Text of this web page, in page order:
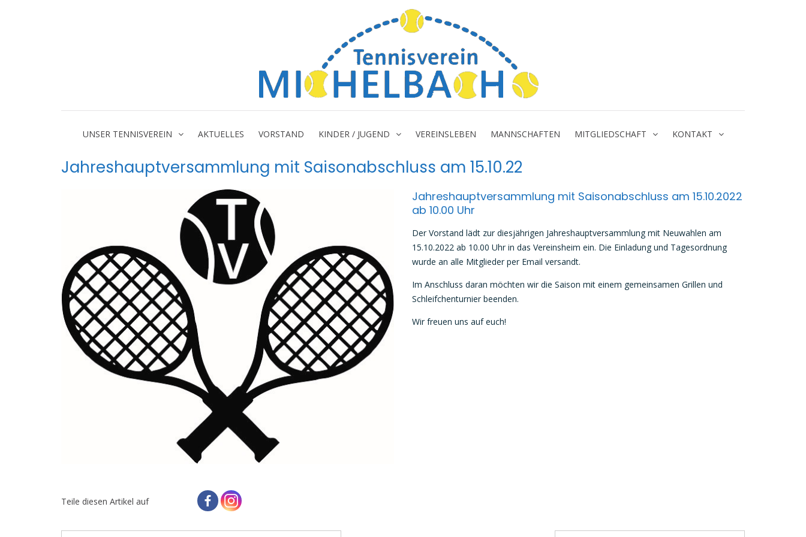
UNSER TENNISVEREIN AKTUELLES VORSTAND KINDER / JUGEND VEREINSLEBEN MANNSCHAFTEN MITGLIEDSCHAFT KONTAKT
Jahreshauptversammlung mit Saisonabschluss am 15.10.22
Jahreshauptversammlung mit Saisonabschluss am 15.10.2022
ab 10.00 Uhr
Der Vorstand lädt zur diesjährigen Jahreshauptversammlung mit Neuwahlen am
15.10.2022 ab 10.00 Uhr in das Vereinsheim ein. Die Einladung und Tagesordnung
wurde an alle Mitglieder per Email versandt.
Im Anschluss daran möchten wir die Saison mit einem gemeinsamen Grillen und
Schleifchenturnier beenden.
Wir freuen uns auf euch!
Teile diesen Artikel auf